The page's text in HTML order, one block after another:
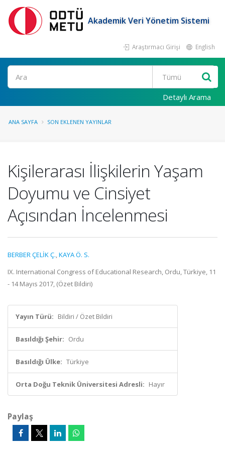
Akademik Veri Yönetim Sistemi
Araştırmacı Girişi English
Ara
Detaylı Arama
ANA SAYFA SON EKLENEN YAYINLAR
Kişilerarası İlişkilerin Yaşam
Doyumu ve Cinsiyet
Açısından İncelenmesi
BERBER ÇELİK Ç.,KAYA Ö. S.
IX. International Congress of Educational Research, Ordu, Türkiye, 11
- 14 Mayıs 2017, (Özet Bildiri)
Yayın Türü: Bildiri / Özet Bildiri
Basıldığı Şehir: Ordu
Basıldığı Ülke: Türkiye
Orta Doğu Teknik Üniversitesi Adresli: Hayır
Paylaş